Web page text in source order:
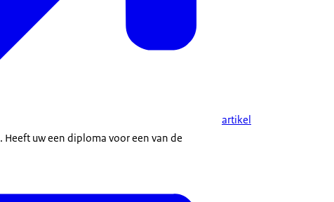
artikel
. Heeft uw een diploma voor een van de